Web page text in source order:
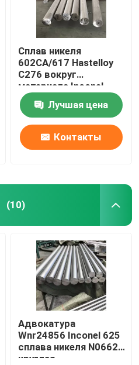
тележки
Сплав никеля
602CA/617 Hastelloy
C276 вокруг
материала Inconel
600/601 стали
Maraging Адвокатуры
Лучшая цена
Контакты
(10)
Адвокатура
Wnr24856 Inconel 625
сплава никеля N06625
круглая